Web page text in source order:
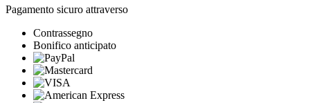
Pagamento sicuro attraverso
Contrassegno
Bonifico anticipato